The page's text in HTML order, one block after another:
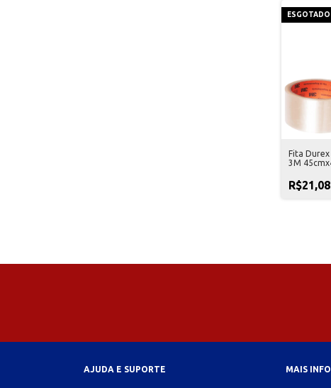
ESGOTADO
Fita
3M
R$21,08
AJUDA E SUPORTE MAIS